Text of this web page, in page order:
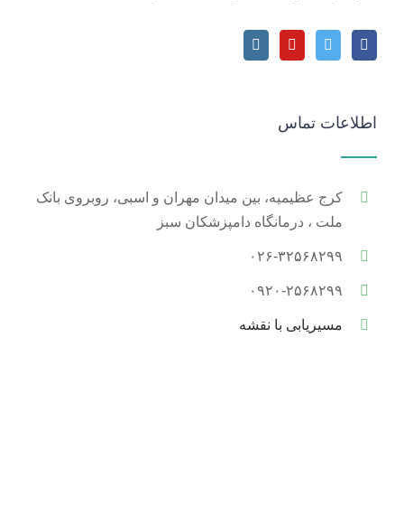
اطلاعات تماس
کرج عظیمیه، بین میدان مهران و اسبی، روبروی بانک
ملت ، درمانگاه دامپزشکان سبز
۰۲۶-۳۲۵۶۸۲۹۹
۰۹۲۰-۲۵۶۸۲۹۹
مسیریابی با نقشه